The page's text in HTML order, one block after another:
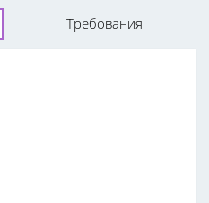
Требования